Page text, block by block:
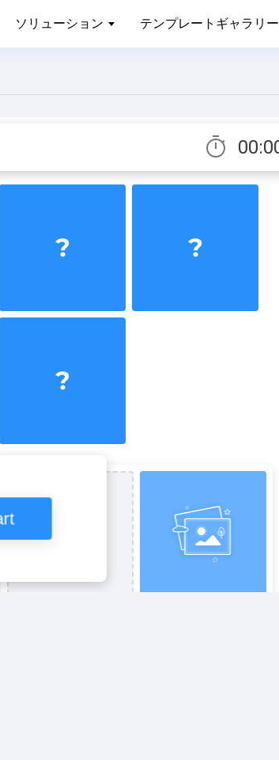
ソリューション テンプレートギャラリー